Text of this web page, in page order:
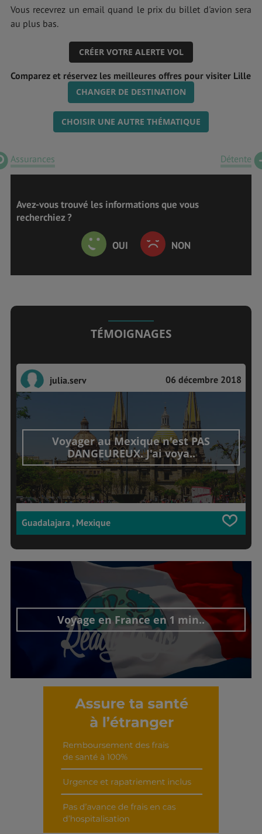
Vous recevrez un email quand le prix du billet d'avion sera
au plus bas.
CRÉER VOTRE ALERTE VOL
Comparez et réservez les meilleures offres pour visiter Lille
CHANGER DE DESTINATION
CHOISIR UNE AUTRE THÉMATIQUE
Assurances Détente
Avez-vous trouvé les informations que vous
recherchiez ?
OUI NON
TÉMOIGNAGES
julia.serv 06 décembre 2018
Voyager au Mexique n'est PAS
DANGEUREUX. J'ai voya..
Guadalajara , Mexique
Voyage en France en 1 min..
Découvrir cet interview